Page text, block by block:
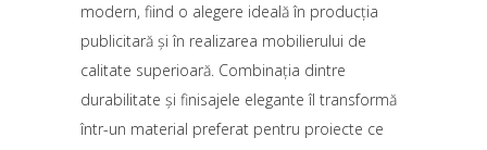
modern, fiind o alegere ideală în producția
publicitară și în realizarea mobilierului de
calitate superioară. Combinația dintre
durabilitate și finisajele elegante îl transformă
într-un material preferat pentru proiecte ce